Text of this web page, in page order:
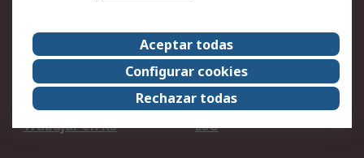
Acerca de RS
Acerca de RS
RS Group
RS en el mundo
Sala de prensa
Trabajar en RS
ESG
Aceptar todas
Configurar cookies
Rechazar todas